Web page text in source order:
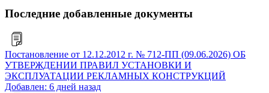
Последние добавленные документы
Постановление от 12.12.2012 г. № 712-ПП (09.06.2026) ОБ
УТВЕРЖДЕНИИ ПРАВИЛ УСТАНОВКИ И
ЭКСПЛУАТАЦИИ РЕКЛАМНЫХ КОНСТРУКЦИЙ
Добавлен: 6 дней назад